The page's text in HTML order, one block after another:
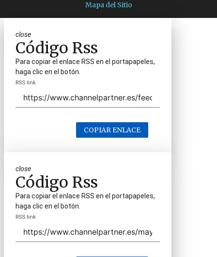
Mapa del Sitio
close
Código Rss
Para copiar el enlace RSS en el portapapeles,
haga clic en el botón.
RSS link
COPIAR ENLACE
close
Código Rss
Para copiar el enlace RSS en el portapapeles,
haga clic en el botón.
RSS link